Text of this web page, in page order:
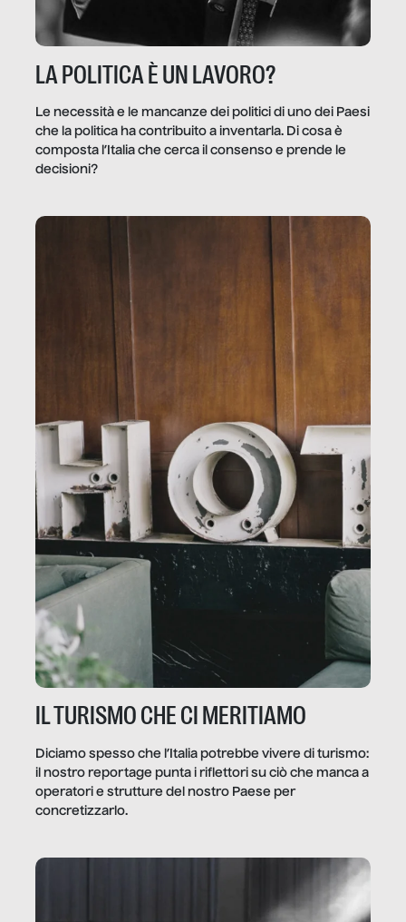
LA POLITICA È UN LAVORO?
Le necessità e le mancanze dei politici di uno dei Paesi
che la politica ha contribuito a inventarla. Di cosa è
composta l’Italia che cerca il consenso e prende le
decisioni?
IL TURISMO CHE CI MERITIAMO
Diciamo spesso che l’Italia potrebbe vivere di turismo:
il nostro reportage punta i riflettori su ciò che manca a
operatori e strutture del nostro Paese per
concretizzarlo.